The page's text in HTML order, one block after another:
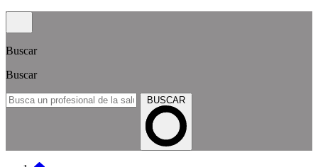
Buscar
Buscar
BUSCAR